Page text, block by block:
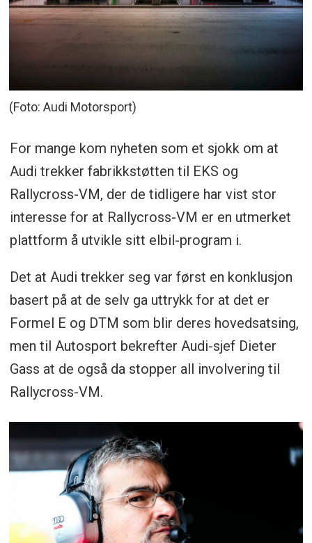
(Foto: Audi Motorsport)
For mange kom nyheten som et sjokk om at
Audi trekker fabrikkstøtten til EKS og
Rallycross-VM, der de tidligere har vist stor
interesse for at Rallycross-VM er en utmerket
plattform å utvikle sitt elbil-program i.
Det at Audi trekker seg var først en konklusjon
basert på at de selv ga uttrykk for at det er
Formel E og DTM som blir deres hovedsatsing,
men til Autosport bekrefter Audi-sjef Dieter
Gass at de også da stopper all involvering til
Rallycross-VM.